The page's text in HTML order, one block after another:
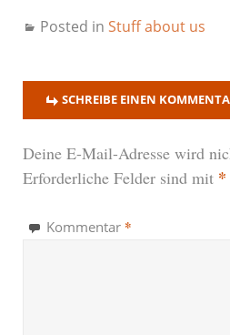
Posted in Stuff about us
SCHREIBE EINEN
Deine E-Mail-Adresse wird
Erforderliche Felder sind mit *
Kommentar *